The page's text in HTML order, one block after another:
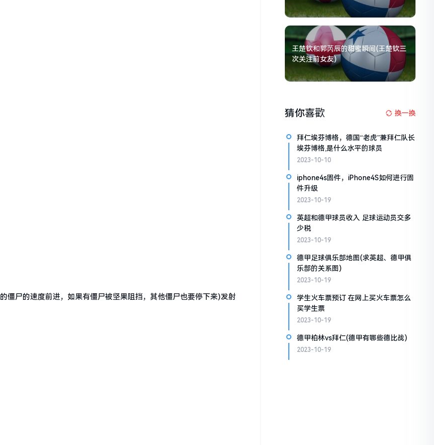
僵尸的速度前进，如果有僵尸被坚果阻挡，其他僵尸也要停下来)发射
王楚钦和郭芮辰的甜蜜瞬间(王楚钦三
次关注前女友)
猜你喜歡 换一换
拜仁埃芬博格，德国“老虎”兼拜仁队长
埃芬博格,是什么水平的球员
2023-10-10
iphone4s固件，iPhone4S如何进行固
件升级
2023-10-19
英超和德甲球员收入 足球运动员交多
少税
2023-10-19
德甲足球俱乐部地图(求英超、德甲俱
乐部的关系图)
2023-10-19
学生火车票预订 在网上买火车票怎么
买学生票
2023-10-19
德甲柏林vs拜仁(德甲有哪些德比战)
2023-10-19